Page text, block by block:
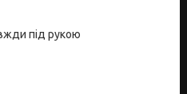
під рукою